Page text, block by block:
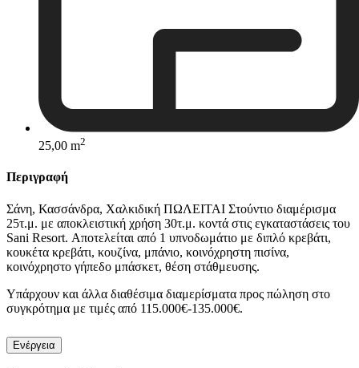
25,00 m2
Περιγραφή
Σάνη, Κασσάνδρα, Χαλκιδική ΠΩΛΕΙΤΑΙ Στούντιο διαμέρισμα
25τ.μ. με αποκλειστική χρήση 30τ.μ. κοντά στις εγκαταστάσεις του
Sani Resort. Αποτελείται από 1 υπνοδωμάτιο με διπλό κρεβάτι,
κουκέτα κρεβάτι, κουζίνα, μπάνιο, κοινόχρηστη πισίνα,
κοινόχρηστο γήπεδο μπάσκετ, θέση στάθμευσης.
Υπάρχουν και άλλα διαθέσιμα διαμερίσματα προς πώληση στο
συγκρότημα με τιμές από 115.000€-135.000€.
Ενέργεια